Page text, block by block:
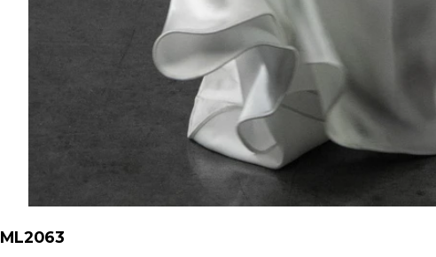
ML2063